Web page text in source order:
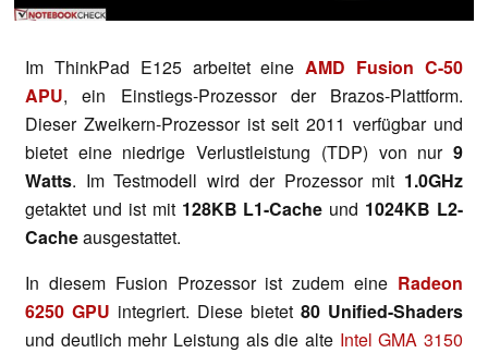
Im ThinkPad E125 arbeitet eineAMD Fusion C-50
APU, ein Einstiegs-Prozessor der Brazos-Plattform.
Dieser Zweikern-Prozessor ist seit 2011 verfügbar und
bietet eine niedrige Verlustleistung (TDP) von nur 9
Watts. Im Testmodell wird der Prozessor mit 1.0GHz
getaktet und ist mit 128KB L1-Cache und 1024KB L2-
Cacheausgestattet.
In diesem Fusion Prozessor ist zudem eine Radeon
6250 GPU integriert. Diese bietet 80 Unified-Shaders
und deutlich mehr Leistung als die alte Intel GMA 3150